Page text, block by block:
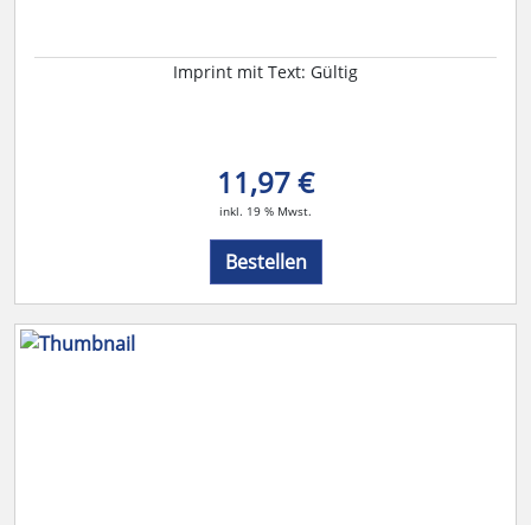
Imprint mit Text: Gültig
11,97 €
inkl. 19 % Mwst.
Bestellen